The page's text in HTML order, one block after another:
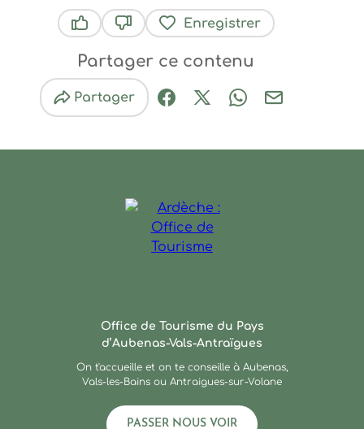
Enregistrer
Partager ce contenu
Partager
Partager sur Facebook
Partager sur X / Twitter
Partager sur
Partager par
Office de Tourisme du Pays
d’Aubenas-Vals-Antraïgues
On t'accueille et on te conseille à Aubenas,
Vals-les-Bains ou Antraigues-sur-Volane
PASSER NOUS VOIR